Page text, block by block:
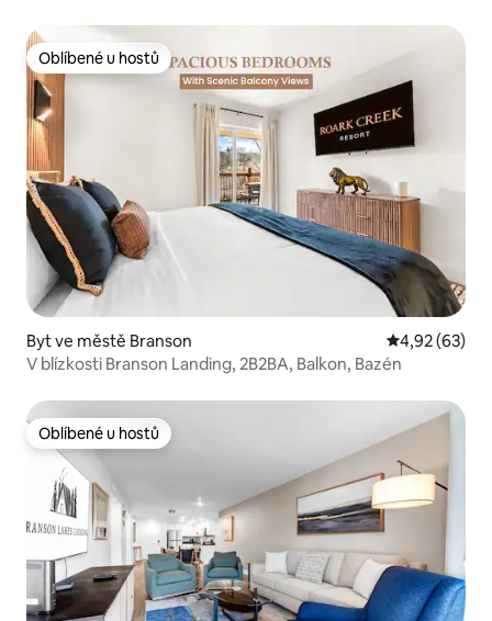
Oblíbené u hostů
Oblíbené u hostů
Byt ve městě Branson Průměrné
4,92 (63)
V blízkosti Branson Landing, 2B2BA, Balkon, Bazén
Oblíbené u hostů
Oblíbené u hostů